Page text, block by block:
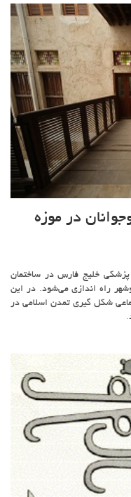
در موزه
پزشکی خلیج فارس در ساختمان
راه اندازی می‌شود. در این
شکل گیری تمدن اسلامی در